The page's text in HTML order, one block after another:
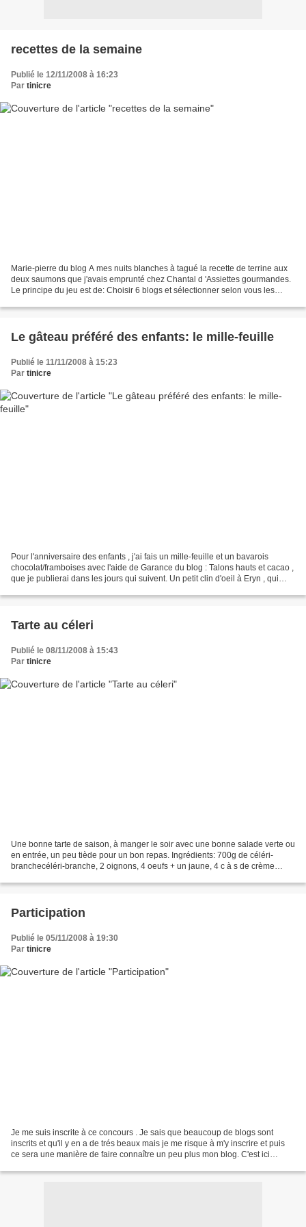
recettes de la semaine
Publié le 12/11/2008 à 16:23
Par tinicre
Marie-pierre du blog A mes nuits blanches à tagué la recette de terrine aux
deux saumons que j'avais emprunté chez Chantal d 'Assiettes gourmandes.
Le principe du jeu est de: Choisir 6 blogs et sélectionner selon vous les
Le gâteau préféré des enfants: le mille-feuille
Publié le 11/11/2008 à 15:23
Par tinicre
Pour l'anniversaire des enfants , j'ai fais un mille-feuille et un bavarois
chocolat/framboises avec l'aide de Garance du blog : Talons hauts et cacao ,
que je publierai dans les jours qui suivent. Un petit clin d'oeil à Eryn , qui
Tarte au céleri
Publié le 08/11/2008 à 15:43
Par tinicre
Une bonne tarte de saison, à manger le soir avec une bonne salade verte ou
en entrée, un peu tiède pour un bon repas. Ingrédients: 700g de céléri-
branchecéléri-branche, 2 oignons, 4 oeufs + un jaune, 4 c à s de crème
Participation
Publié le 05/11/2008 à 19:30
Par tinicre
Je me suis inscrite à ce concours . Je sais que beaucoup de blogs sont
inscrits et qu'il y en a de trés beaux mais je me risque à m'y inscrire et puis
ce sera une manière de faire connaître un peu plus mon blog. C'est ici